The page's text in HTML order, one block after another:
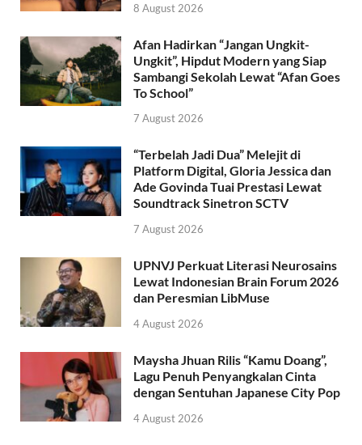
8 August 2026
Afan Hadirkan “Jangan Ungkit-
Ungkit”, Hipdut Modern yang Siap
Sambangi Sekolah Lewat “Afan Goes
To School”
7 August 2026
“Terbelah Jadi Dua” Melejit di
Platform Digital, Gloria Jessica dan
Ade Govinda Tuai Prestasi Lewat
Soundtrack Sinetron SCTV
7 August 2026
UPNVJ Perkuat Literasi Neurosains
Lewat Indonesian Brain Forum 2026
dan Peresmian LibMuse
4 August 2026
Maysha Jhuan Rilis “Kamu Doang”,
Lagu Penuh Penyangkalan Cinta
dengan Sentuhan Japanese City Pop
4 August 2026